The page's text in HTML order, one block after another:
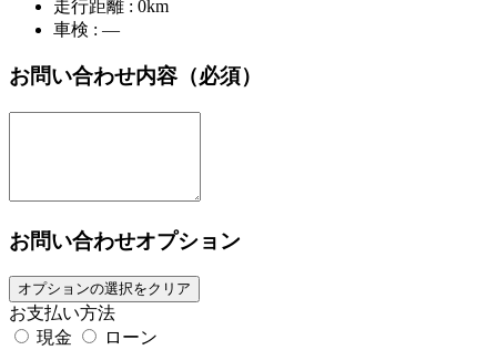
走行距離 : 0km
車検 : ―
お問い合わせ内容 （必須）
お問い合わせオプション
オプションの選択をクリア
お支払い方法
現金
ローン